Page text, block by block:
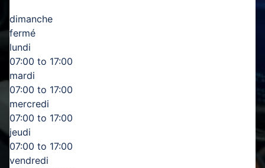
dimanche
fermé
lundi
07:00 to 17:00
mardi
07:00 to 17:00
mercredi
07:00 to 17:00
jeudi
07:00 to 17:00
vendredi